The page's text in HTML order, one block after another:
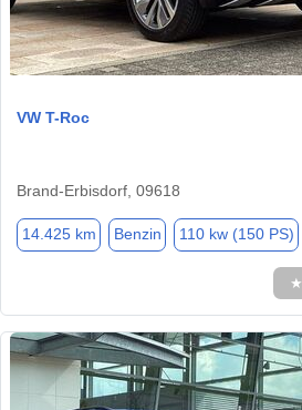
VW T-Roc
Brand-Erbisdorf, 09618
14.425 km Benzin 110 kw (150 PS)
★